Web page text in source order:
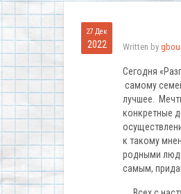
27 Дек
2022 Written by
Сегодня
самому
лучшее.
конкретные
к такому
родными
самым,